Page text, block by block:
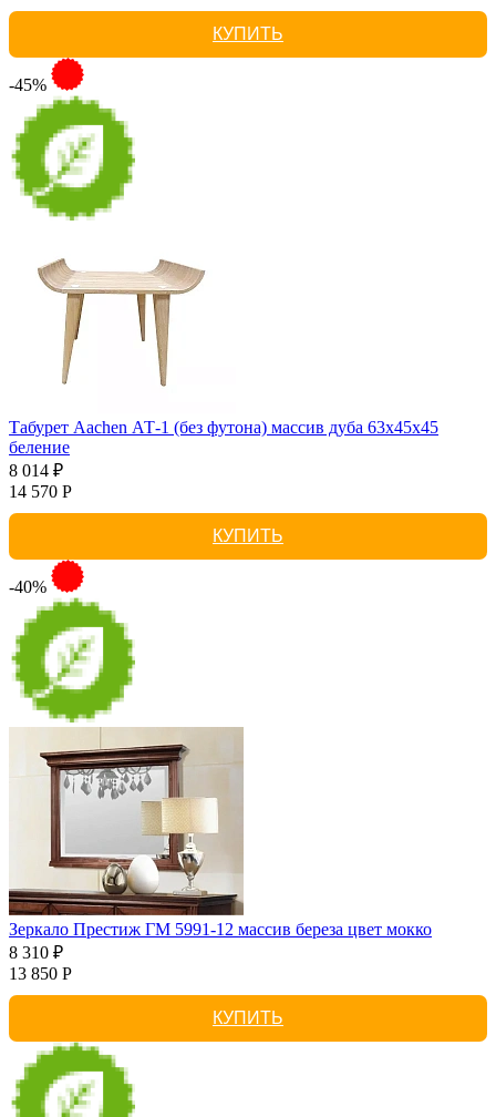
КУПИТЬ
-45%
Табурет Aachen АТ-1 (без футона) массив дуба 63х45х45
беление
8 014 ₽
14 570 Р
КУПИТЬ
-40%
Зеркало Престиж ГМ 5991-12 массив береза цвет мокко
8 310 ₽
13 850 Р
КУПИТЬ